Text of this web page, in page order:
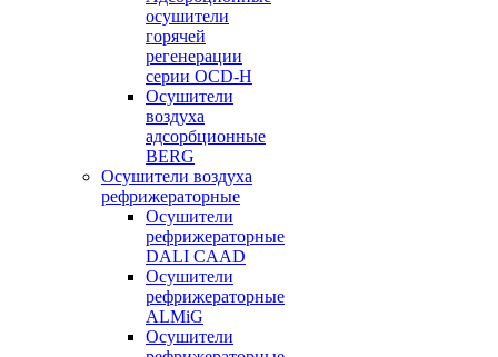
осушители
горячей
регенерации
серии OСD-H
Осушители
воздуха
адсорбционные
BERG
Осушители воздуха
рефрижераторные
Осушители
рефрижераторные
DALI CAAD
Осушители
рефрижераторные
ALMiG
Осушители